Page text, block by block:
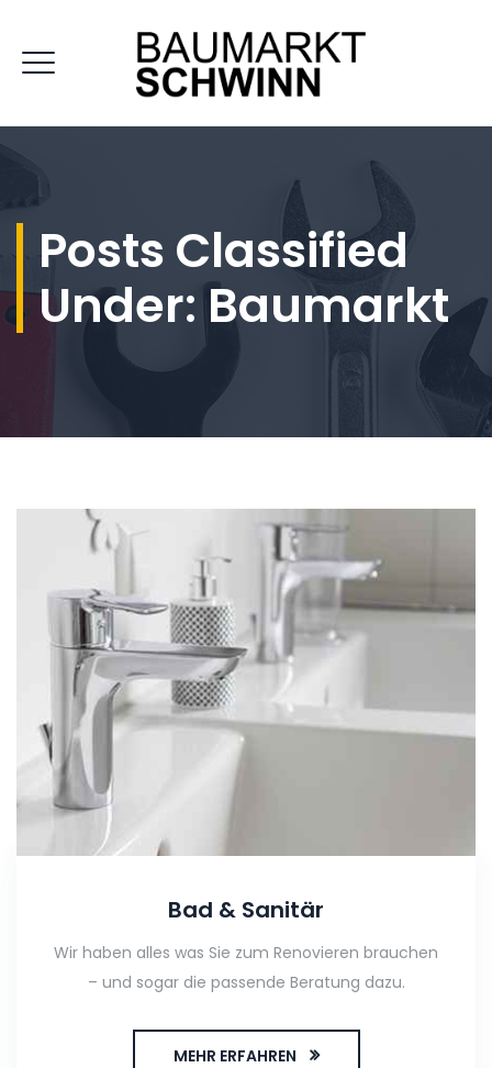
Posts Classified
Under:Baumarkt
Bad & Sanitär
Wir haben alles was Sie zum Renovieren brauchen
– und sogar die passende Beratung dazu.
MEHR ERFAHREN